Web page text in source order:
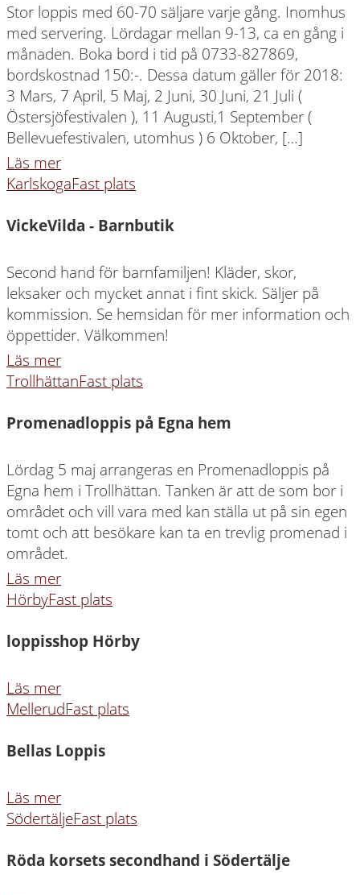
Stor loppis med 60-70 säljare varje gång. Inomhus
med servering. Lördagar mellan 9-13, ca en gång i
månaden. Boka bord i tid på 0733-827869,
bordskostnad 150:-. Dessa datum gäller för 2018:
3 Mars, 7 April, 5 Maj, 2 Juni, 30 Juni, 21 Juli (
Östersjöfestivalen ), 11 Augusti,1 September (
Bellevuefestivalen, utomhus ) 6 Oktober, […]
Läs mer
KarlskogaFast plats
VickeVilda - Barnbutik
Second hand för barnfamiljen! Kläder, skor,
leksaker och mycket annat i fint skick. Säljer på
kommission. Se hemsidan för mer information och
öppettider. Välkommen!
Läs mer
TrollhättanFast plats
Promenadloppis på Egna hem
Lördag 5 maj arrangeras en Promenadloppis på
Egna hem i Trollhättan. Tanken är att de som bor i
området och vill vara med kan ställa ut på sin egen
tomt och att besökare kan ta en trevlig promenad i
området.
Läs mer
HörbyFast plats
loppisshop Hörby
Läs mer
MellerudFast plats
Bellas Loppis
Läs mer
SödertäljeFast plats
Röda korsets secondhand i Södertälje